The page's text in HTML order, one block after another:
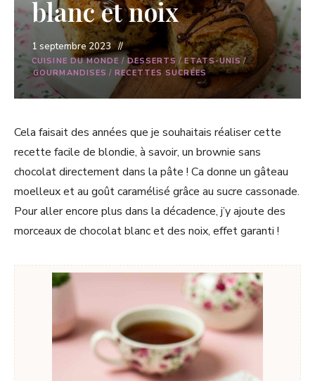
blanc et noix
1 septembre 2023
CUISINE DU MONDE / DESSERTS/ETATS-UNIS /
GOURMANDISES / RECETTES SUCRÉES
Cela faisait des années que je souhaitais réaliser cette
recette facile de blondie, à savoir, un brownie sans
chocolat directement dans la pâte ! Ca donne un gâteau
moelleux et au goût caramélisé grâce au sucre cassonade.
Pour aller encore plus dans la décadence, j’y ajoute des
morceaux de chocolat blanc et des noix, effet garanti !